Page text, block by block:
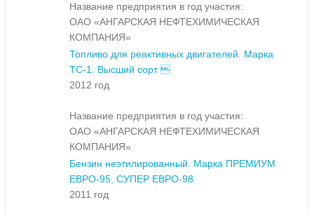
Название предприятия в год участия:
ОАО «АНГАРСКАЯ НЕФТЕХИМИЧЕСКАЯ
КОМПАНИЯ»
Топливо для реактивных двигателей. Марка
ТС-1. Высший сорт 
2012 год
Название предприятия в год участия:
ОАО «АНГАРСКАЯ НЕФТЕХИМИЧЕСКАЯ
КОМПАНИЯ»
Бензин неэтилированный. Марка ПРЕМИУМ
ЕВРО-95, СУПЕР ЕВРО-98
2011 год